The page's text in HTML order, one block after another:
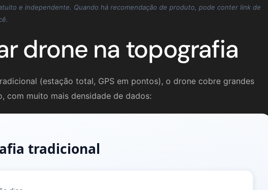
e independente. Quando há recomendação de produto, pode conter link de
drone na topografia
(estação total, GPS em pontos), o drone cobre grandes
com muito mais densidade de dados:
tradicional